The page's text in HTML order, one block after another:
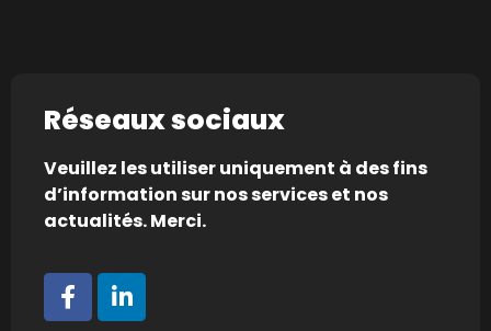
Réseaux sociaux
Veuillez les utiliser uniquement à des fins
d’information sur nos services et nos
actualités. Merci.